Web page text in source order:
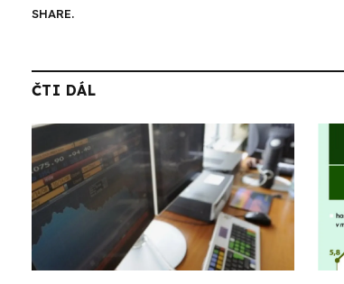
SHARE.
ČTI DÁL